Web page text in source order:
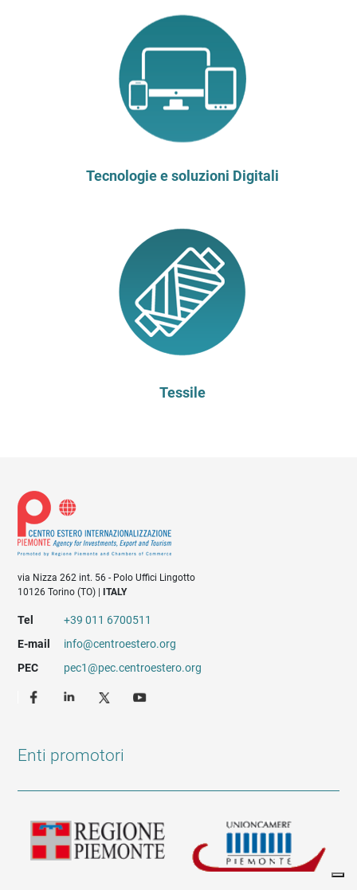
Tecnologie e soluzioni Digitali
Tessile
via Nizza 262 int. 56 - Polo Uffici Lingotto
10126 Torino (TO) |
ITALY
Tel
+39 011 6700511
E-mail
info@centroestero.org
PEC
pec1@pec.centroestero.org
Enti promotori